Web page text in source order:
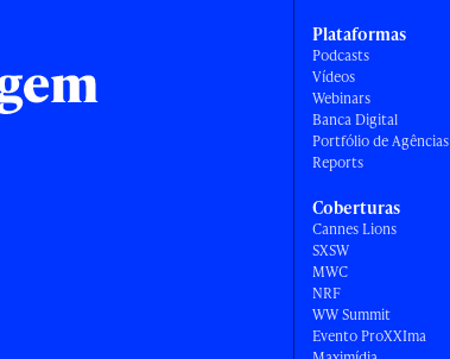
Plataformas
Podcasts
Vídeos
Webinars
Banca Digital
Portfólio de Agências
Reports
Coberturas
Cannes Lions
SXSW
MWC
NRF
WW Summit
Evento ProXXIma